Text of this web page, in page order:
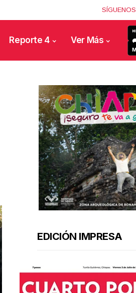
SÍGUENOS
Reporte 4 Ver Más
EDICIÓN IMPRESA